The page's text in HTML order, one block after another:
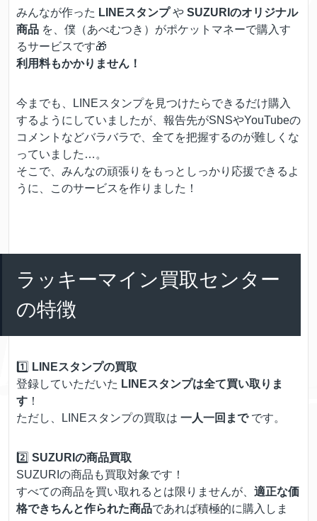
みんなが作った LINEスタンプや SUZURIのオリジナル
商品 を、僕（あべむつき）がポケットマネーで購入す
るサービスです🎁
利用料もかかりません！
今までも、LINEスタンプを見つけたらできるだけ購入
するようにしていましたが、報告先がSNSやYouTubeの
コメントなどバラバラで、全てを把握するのが難しくな
っていました…。
そこで、みんなの頑張りをもっとしっかり応援できるよ
うに、このサービスを作りました！
ラッキーマイン買取センター
の特徴
1️⃣ LINEスタンプの買取
登録していただいた LINEスタンプは全て買い取りま
す ！
ただし、LINEスタンプの買取は 一人一回までです。
2️⃣ SUZURIの商品買取
SUZURIの商品も買取対象です！
すべての商品を買い取れるとは限りませんが、 適正な価
格できちんと作られた商品であれば積極的に購入しま